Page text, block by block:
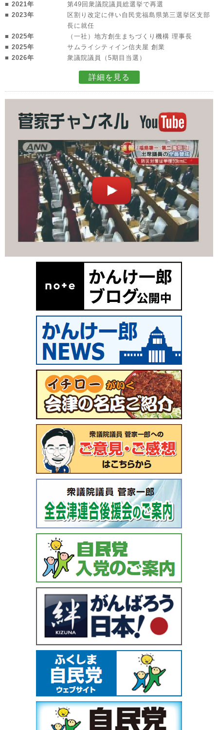
■ 2021年
第49回衆議院議員総選挙で再選
■ 2023年
区割り改定に伴い自民党福島県第三選挙区支部
長に就任
■ 2025年
（一社）地方創生まちづくり機構 理事長
■ 2025年
サムライシティイン信夫屋 創業
■ 2026年
衆議院議員（5期目当選）
詳細を見る